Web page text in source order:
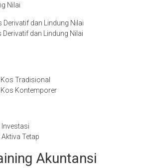
Nilai
Derivatif dan Lindung Nilai
dan Lindung Nilai
Tradisional
Kontemporer
Tetap
Akuntansi